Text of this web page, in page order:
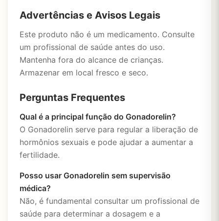
Advertências e Avisos Legais
Este produto não é um medicamento. Consulte
um profissional de saúde antes do uso.
Mantenha fora do alcance de crianças.
Armazenar em local fresco e seco.
Perguntas Frequentes
Qual é a principal função do Gonadorelin?
O Gonadorelin serve para regular a liberação de
hormônios sexuais e pode ajudar a aumentar a
fertilidade.
Posso usar Gonadorelin sem supervisão
médica?
Não, é fundamental consultar um profissional de
saúde para determinar a dosagem e a